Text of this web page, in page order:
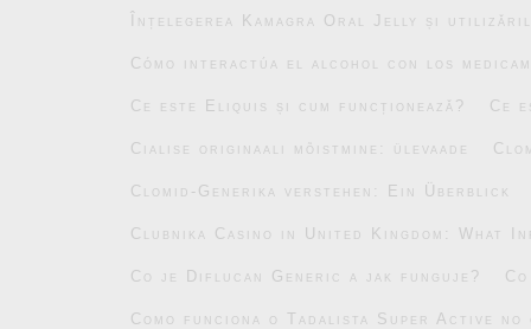
Înțelegerea Kamagra Oral Jelly și
Cómo interactúa el alcohol con los
Ce este Eliquis și cum funcționează? Ce
Cialise originaali mõistmine: ülevaade
Clomid-Generika verstehen: Ein Überblick
Clubnika Casino in United Kingdom: What
Co je Diflucan Generic a jak funguje?
Como funciona o Tadalista Super Active no